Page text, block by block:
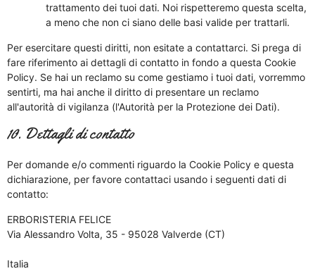
trattamento dei tuoi dati. Noi rispetteremo questa scelta,
a meno che non ci siano delle basi valide per trattarli.
Per esercitare questi diritti, non esitate a contattarci. Si prega di
fare riferimento ai dettagli di contatto in fondo a questa Cookie
Policy. Se hai un reclamo su come gestiamo i tuoi dati, vorremmo
sentirti, ma hai anche il diritto di presentare un reclamo
all'autorità di vigilanza (l'Autorità per la Protezione dei Dati).
10. Dettagli di contatto
Per domande e/o commenti riguardo la Cookie Policy e questa
dichiarazione, per favore contattaci usando i seguenti dati di
contatto:
ERBORISTERIA FELICE
Via Alessandro Volta, 35 - 95028 Valverde (CT)
Italia